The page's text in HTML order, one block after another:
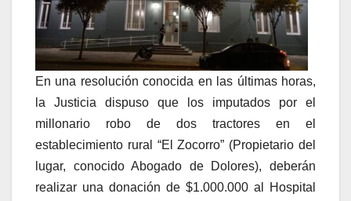
En una resolución conocida en las últimas horas,
la Justicia dispuso que los imputados por el
millonario robo de dos tractores en el
establecimiento rural “El Zocorro” (Propietario del
lugar, conocido Abogado de Dolores), deberán
realizar una donación de $1.000.000 al Hospital